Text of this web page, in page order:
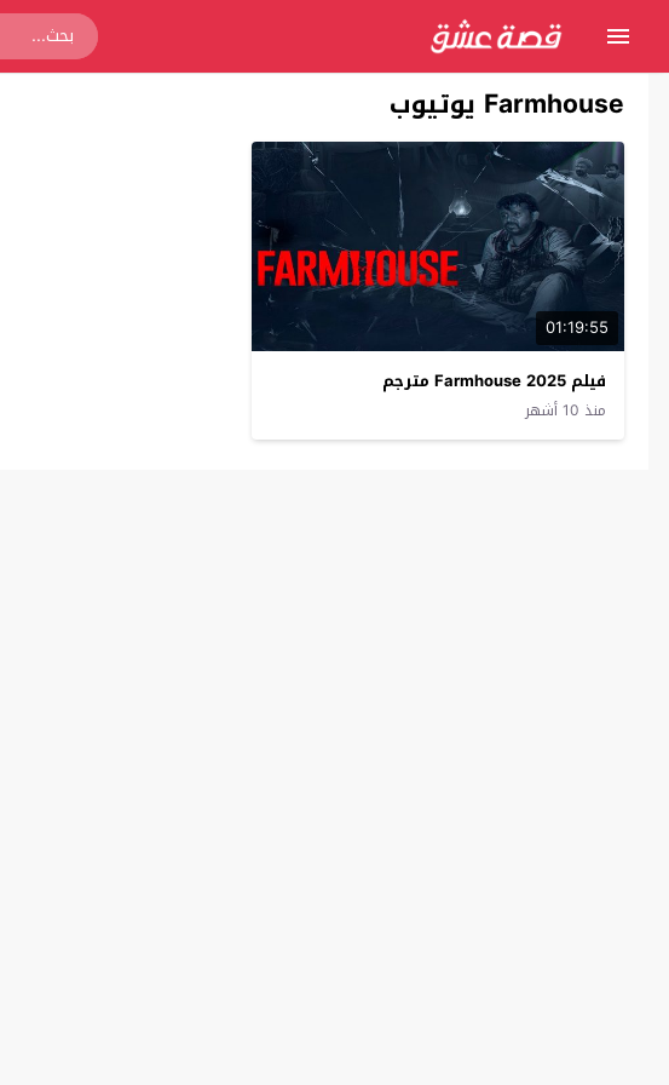
Farmhouse يوتيوب
01:19:55
فيلم Farmhouse 2025 مترجم
منذ 10 أشهر